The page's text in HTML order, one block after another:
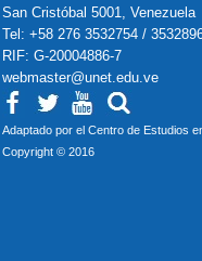
San Cristóbal 5001, Venezuela
Tel: +58 276 3532754 /
RIF: G-20004886-7
webmaster@unet.edu.ve
Adaptado por el Centro de Estudios
Copyright © 2016